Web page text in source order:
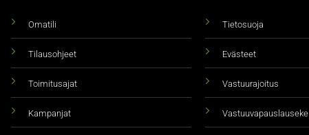
Omatili
Tilausohjeet
Toimitusajat
Kampanjat
Tietosuoja
Evästeet
Vastuurajoitus
Vastuuvapauslauseke